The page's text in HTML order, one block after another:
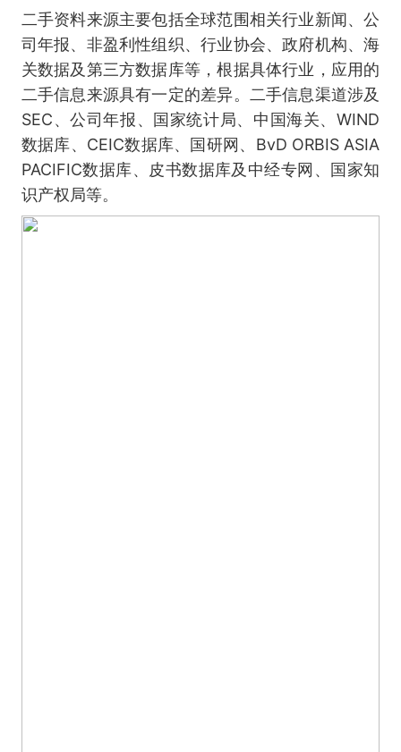
二手资料来源主要包括全球范围相关行业新闻、公
司年报、非盈利性组织、行业协会、政府机构、海
关数据及第三方数据库等，根据具体行业，应用的
二手信息来源具有一定的差异。二手信息渠道涉及
SEC、公司年报、国家统计局、中国海关、WIND
数据库、CEIC数据库、国研网、BvD ORBIS ASIA
PACIFIC数据库、皮书数据库及中经专网、国家知
识产权局等。